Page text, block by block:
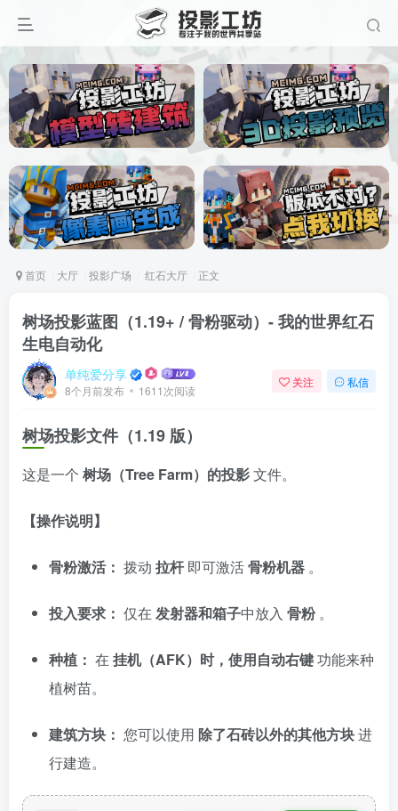
首页 大厅 投影广场 红石大厅 正文
树场投影蓝图（1.19+ / 骨粉驱动）- 我的世界红石
生电自动化
单纯爱分享
8个月前发布 1611次阅读
关注 私信
树场投影文件（1.19 版）
这是一个 树场（Tree Farm）的投影文件。
【操作说明】
骨粉激活： 拨动 拉杆即可激活骨粉机器 。
投入要求： 仅在 发射器和箱子中放入 骨粉。
种植： 在 挂机（AFK）时，使用自动右键功能来种
植树苗。
建筑方块： 您可以使用 除了石砖以外的其他方块进
行建造。